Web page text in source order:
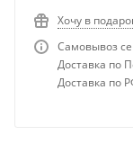
Хочу в
Самовывоз
Доставка по
Доставка по